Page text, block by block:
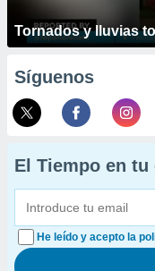
Tornados y lluvias
Síguenos
El Tiempo en tu
He leído y acepto la